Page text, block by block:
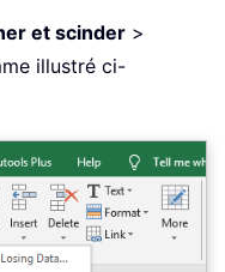
et scinder >
illustré ci-